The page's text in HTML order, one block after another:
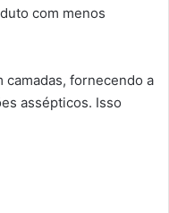
com menos
camadas, fornecendo a
assépticos. Isso